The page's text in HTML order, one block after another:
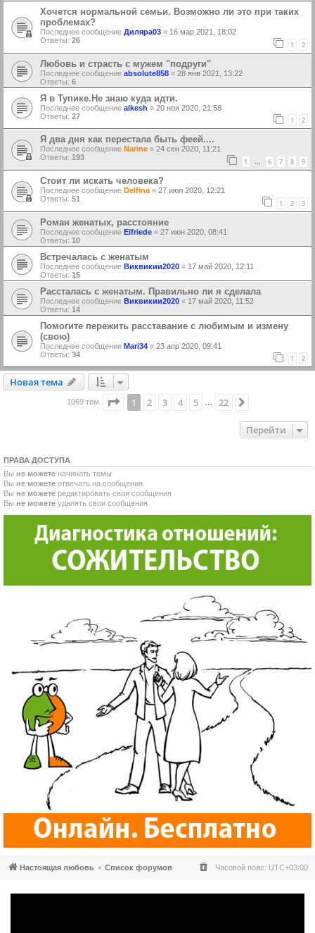
Хочется нормальной семьи. Возможно ли это при таких
проблемах?
Последнее сообщение Диляра03 « 16 мар 2021, 18:02
Ответы: 26 1 2
Любовь и страсть с мужем "подруги"
Последнее сообщение absolute858 « 28 янв 2021, 13:22
Ответы: 6
Я в Тупике.Не знаю куда идти.
Последнее сообщение alkesh « 20 ноя 2020, 21:58
Ответы: 27 1 2
Я два дня как перестала быть феей....
Последнее сообщение Narine « 24 сен 2020, 11:21
Ответы: 193 1 … 6 7 8 9
Стоит ли искать человека?
Последнее сообщение Delfina « 27 июл 2020, 12:21
Ответы: 51 1 2 3
Роман женатых, расстояние
Последнее сообщение Elfriede « 27 июн 2020, 08:41
Ответы: 10
Встречалась с женатым
Последнее сообщение Виквикии2020 « 17 май 2020, 12:11
Ответы: 15
Рассталась с женатым. Правильно ли я сделала
Последнее сообщение Виквикии2020 « 17 май 2020, 11:52
Ответы: 14
Помогите пережить расставание с любимым и измену
(свою)
Последнее сообщение Mari34 « 23 апр 2020, 09:41
Ответы: 34 1 2
Новая тема
Новаятема
1069 тем Страница из 22
1 2 3 4 5 22
Перейти
ПРАВА ДОСТУПА
Вы не можете начинать темы
Вы не можете отвечать на сообщения
Вы не можете редактировать свои сообщения
Вы не можете удалять свои сообщения
Настоящая любовь Список форумов Часовой пояс: UTC+03:00